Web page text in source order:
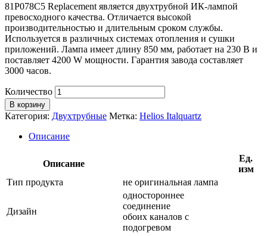
81P078C5 Replacement является двухтрубной ИК-лампой
превосходного качества. Отличается высокой
производительностью и длительным сроком службы.
Используется в различных системах отопления и сушки
приложений. Лампа имеет длину 850 мм, работает на 230 В и
поставляет 4200 W мощности. Гарантия завода составляет
3000 часов.
Количество
В корзину
Категория: Двухтрубные Метка: Helios Italquartz
Описание
Описание
Ед.
изм
Тип продукта
не оригинальная лампа
Дизайн
одностороннее
соединение
обоих каналов с
подогревом